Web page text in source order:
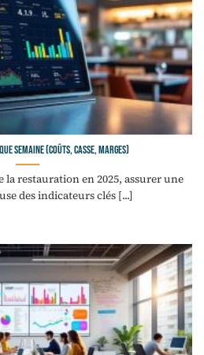
semaine (coûts, casse, marges)
la restauration en 2025, assurer une
des indicateurs clés [...]